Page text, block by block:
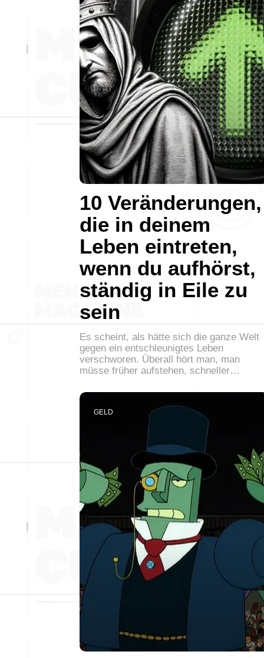
10 Veränderungen,
die in deinem
Leben eintreten,
wenn du aufhörst,
ständig in Eile zu
sein
Es scheint, als hätte sich die ganze Welt
gegen ein entschleunigtes Leben
verschworen. Überall hört man, man
müsse früher aufstehen, schneller…
GELD